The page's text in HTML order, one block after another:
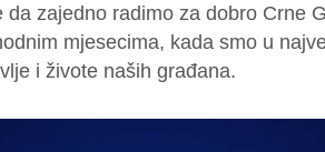
da zajedno radimo za dobro Crne
mjesecima, kada smo u
i živote naših građana.